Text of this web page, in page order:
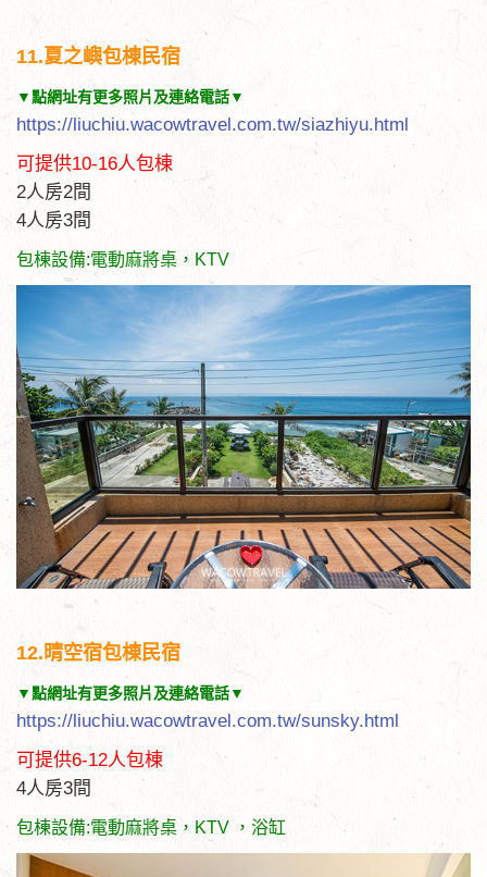
11.夏之嶼包棟民宿
▼點網址有更多照片及連絡電話▼
https://liuchiu.wacowtravel.com.tw/siazhiyu.html
可提供10-16人包棟
2人房2間
4人房3間
包棟設備:電動麻將桌，KTV
12.晴空宿包棟民宿
▼點網址有更多照片及連絡電話▼
https://liuchiu.wacowtravel.com.tw/sunsky.html
可提供6-12人包棟
4人房3間
包棟設備:電動麻將桌，KTV ，浴缸